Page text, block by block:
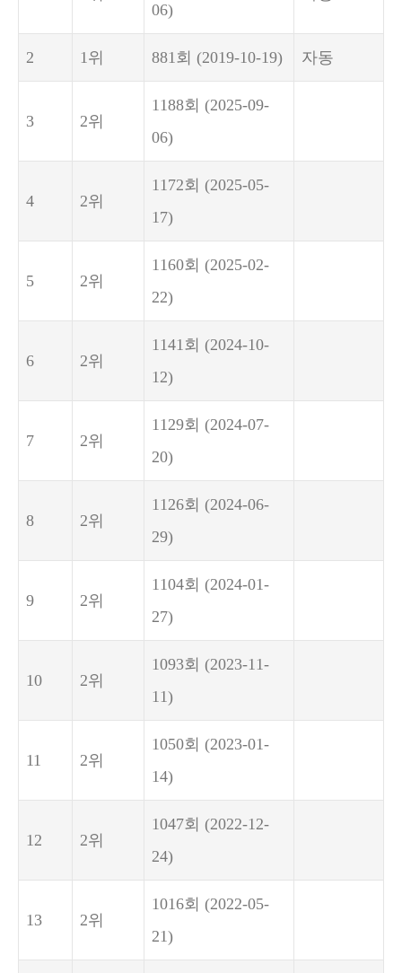
06)
2 1위 881회 (2019-10-19) 자동
3 2위
1188회 (2025-09-
06)
4 2위
1172회 (2025-05-
17)
5 2위
1160회 (2025-02-
22)
6 2위
1141회 (2024-10-
12)
7 2위
1129회 (2024-07-
20)
8 2위
1126회 (2024-06-
29)
9 2위
1104회 (2024-01-
27)
10 2위
1093회 (2023-11-
11)
11 2위
1050회 (2023-01-
14)
12 2위
1047회 (2022-12-
24)
13 2위
1016회 (2022-05-
21)